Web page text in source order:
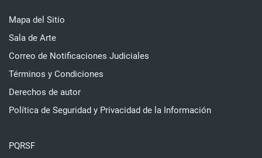
Mapa del Sitio
Sala de Arte
Correo de Notificaciones Judiciales
Términos y Condiciones
Derechos de autor
Política de Seguridad y Privacidad de la Información
PQRSF